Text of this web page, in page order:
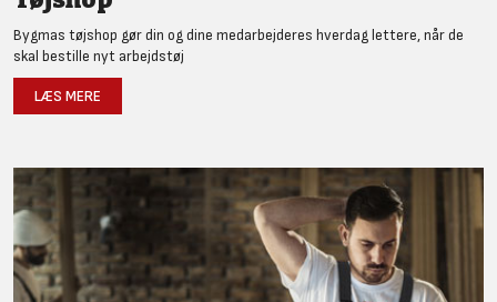
Bygmas tøjshop gør din og dine medarbejderes hverdag lettere, når de
skal bestille nyt arbejdstøj
LÆS MERE